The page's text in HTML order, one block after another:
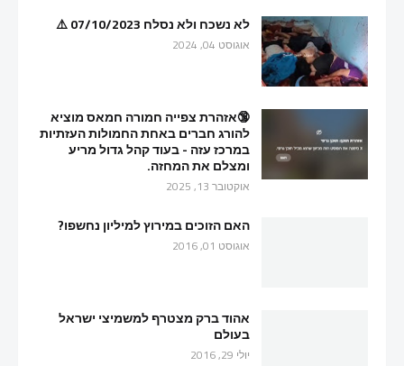
לא נשכח ולא נסלח 07/10/2023 ⚠️
אוגוסט 04, 2024
🔞אזהרת צפייה חמורה חמאס מוציא
להורג חברים באחת החמולות העזתיות
במרכז עזה - בעוד קהל גדול מריע
ומצלם את המחזה.
אוקטובר 13, 2025
האם הזוכים במירוץ למיליון נחשפו?
אוגוסט 01, 2016
אהוד ברק מצטרף למשמיצי ישראל
בעולם
יולי 29, 2016